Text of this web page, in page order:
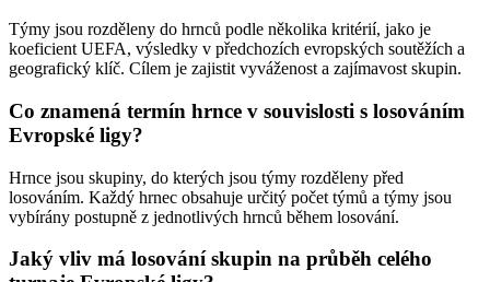
Týmy jsou rozděleny do hrnců podle několika kritérií, jako je
koeficient UEFA, výsledky v předchozích evropských soutěžích a
geografický klíč. Cílem je zajistit vyváženost a zajímavost skupin.
Co znamená termín hrnce v souvislosti s losováním
Evropské ligy?
Hrnce jsou skupiny, do kterých jsou týmy rozděleny před
losováním. Každý hrnec obsahuje určitý počet týmů a týmy jsou
vybírány postupně z jednotlivých hrnců během losování.
Jaký vliv má losování skupin na průběh celého